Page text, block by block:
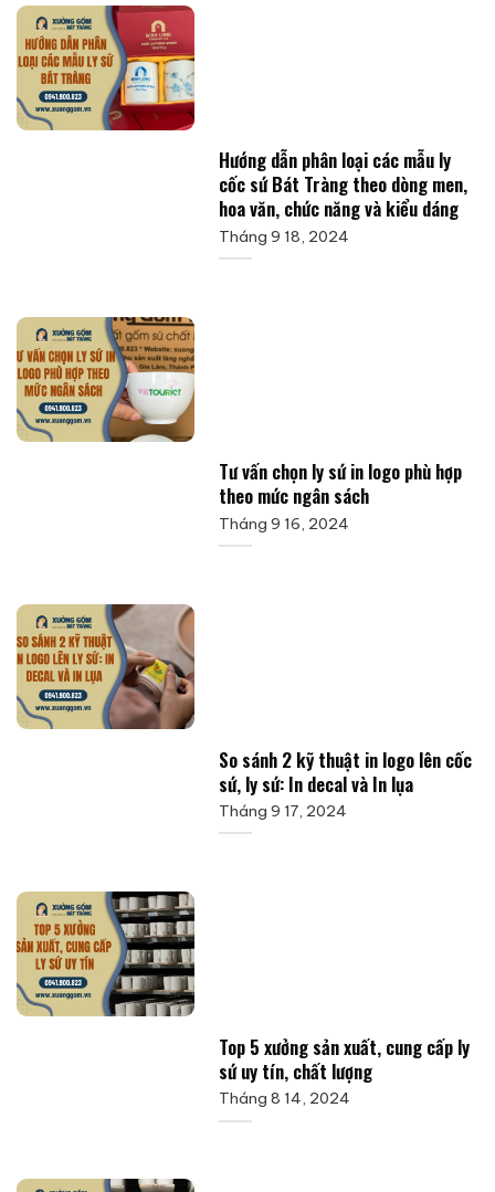
Hướng dẫn phân loại các mẫu ly
cốc sứ Bát Tràng theo dòng men,
hoa văn, chức năng và kiểu dáng
Tháng 9 18, 2024
Tư vấn chọn ly sứ in logo phù hợp
theo mức ngân sách
Tháng 9 16, 2024
So sánh 2 kỹ thuật in logo lên cốc
sứ, ly sứ: In decal và In lụa
Tháng 9 17, 2024
Top 5 xưởng sản xuất, cung cấp ly
sứ uy tín, chất lượng
Tháng 8 14, 2024